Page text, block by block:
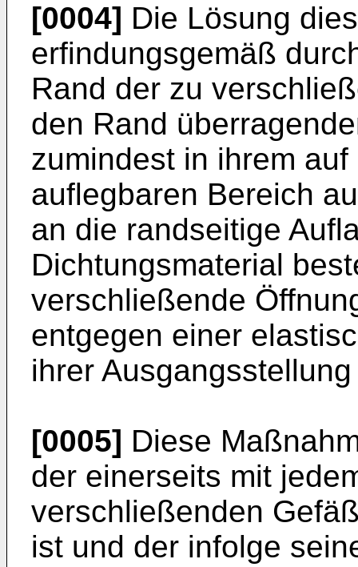
[0004] Die Lösung
erfindungsgemäß
Rand der zu
den Rand
zumindest in ihrem
auflegbaren Bereich
an die randseitige
Dichtungsmaterial
verschließende
entgegen einer
ihrer
[0005] Diese
der einerseits mit
verschließenden
ist und der infolge